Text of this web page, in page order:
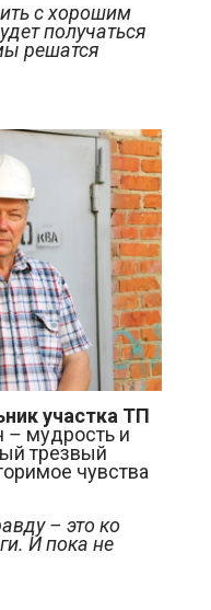
с хорошим
получаться
решатся
участка ТП
– мудрость и
трезвый
чувства
– это ко
И пока не